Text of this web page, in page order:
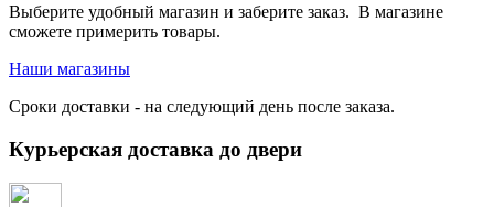
Выберите удобный магазин и заберите заказ. В магазине
сможете примерить товары.
Наши магазины
Сроки доставки - на следующий день после заказа.
Курьерская доставка до двери